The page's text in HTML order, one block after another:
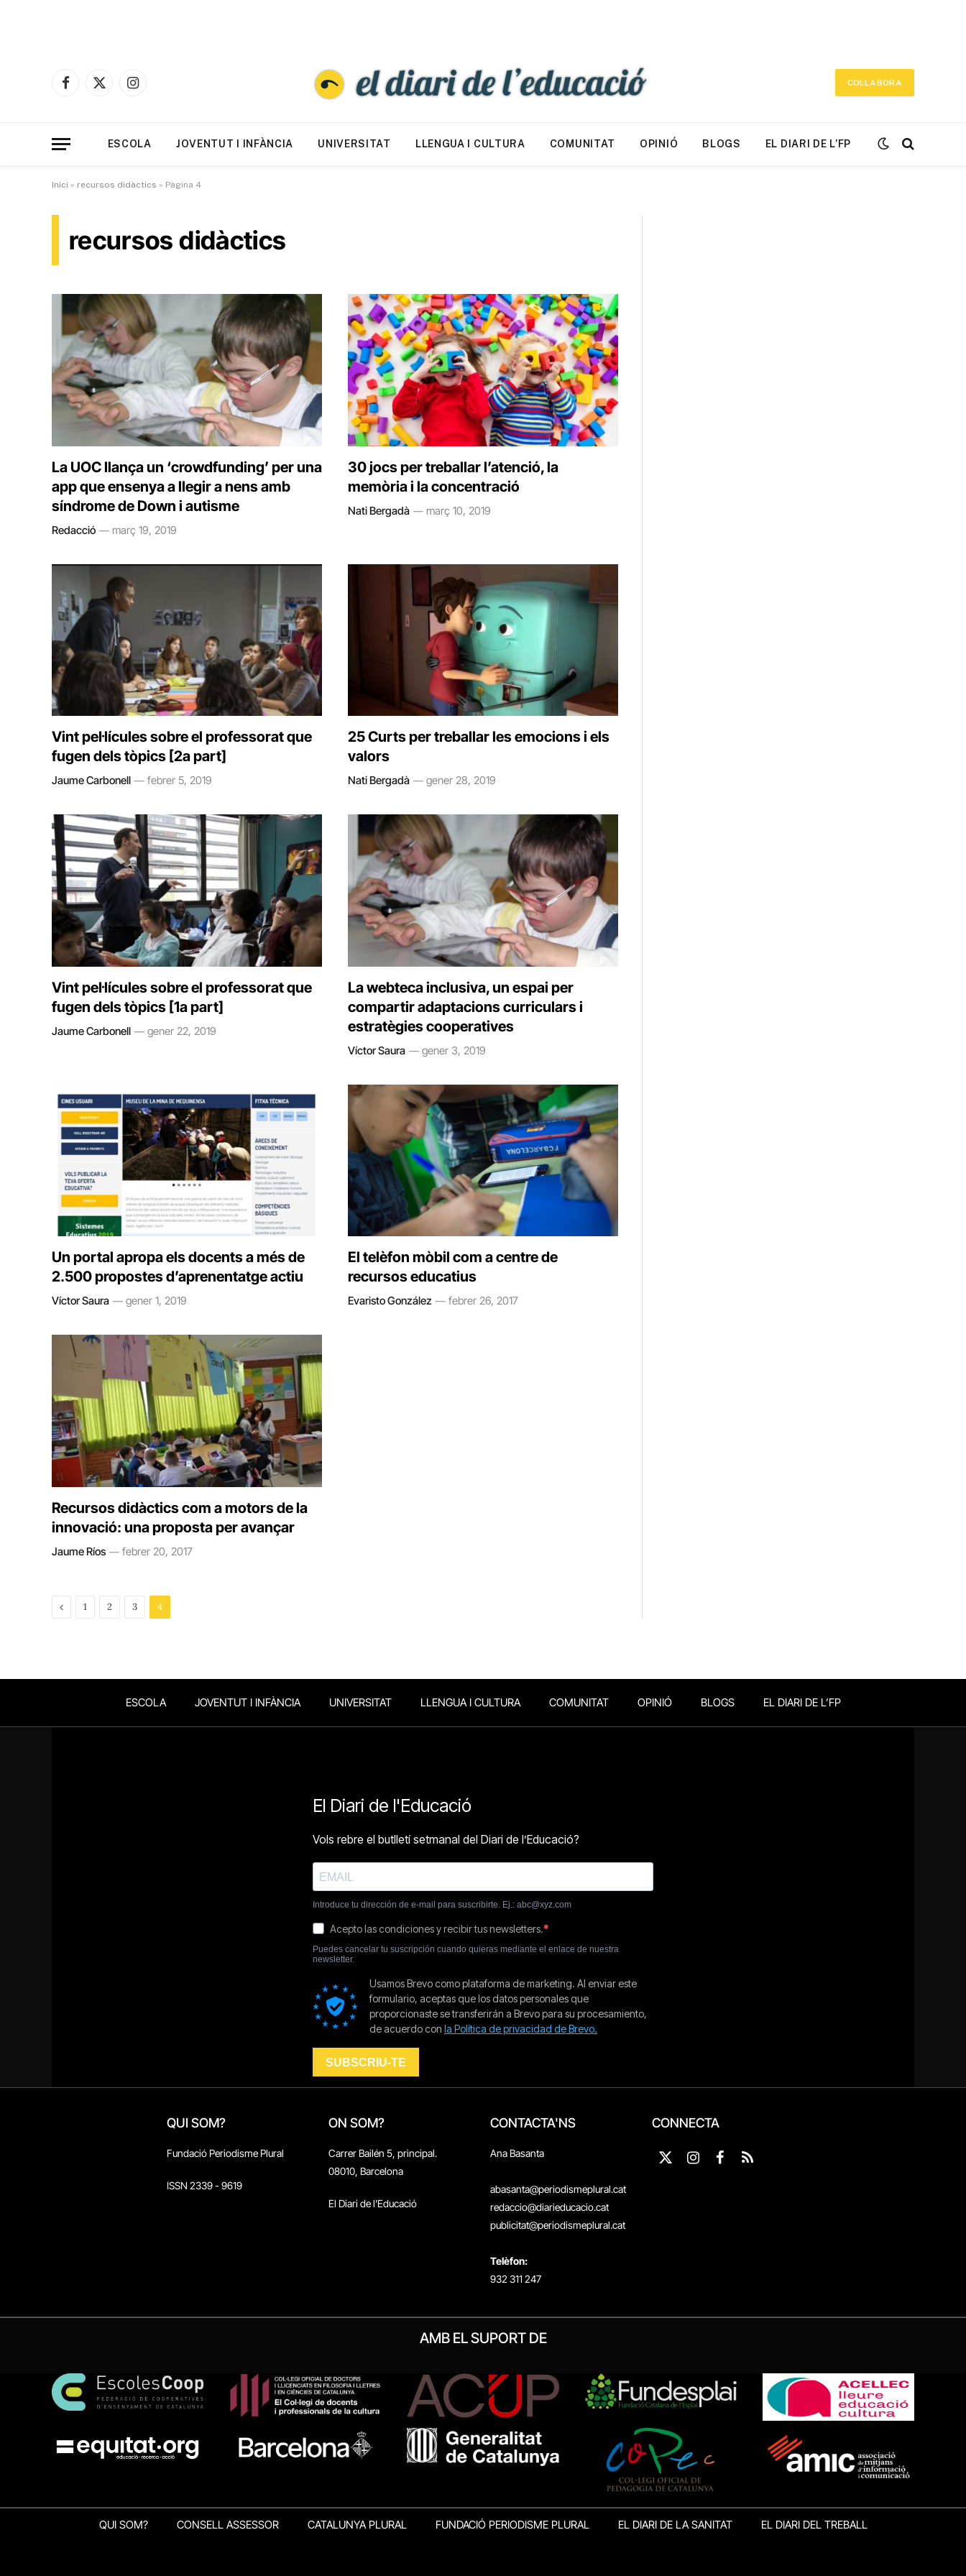
Facebook
X
Instagram
COL·LABORA
ESCOLA JOVENTUT I INFÀNCIA UNIVERSITAT LLENGUA I CULTURA COMUNITAT OPINIÓ BLOGS EL DIARI DE L’FP
Inici » recursos didàctics » Pàgina 4
recursos didàctics
La UOC llança un ‘crowdfunding’ per una
app que ensenya a llegir a nens amb
síndrome de Down i autisme
Redacció març 19, 2019
30 jocs per treballar l’atenció, la
memòria i la concentració
Nati Bergadà març 10, 2019
Vint pel·lícules sobre el professorat que
fugen dels tòpics [2a part]
Jaume Carbonell febrer 5, 2019
25 Curts per treballar les emocions i els
valors
Nati Bergadà gener 28, 2019
Vint pel·lícules sobre el professorat que
fugen dels tòpics [1a part]
Jaume Carbonell gener 22, 2019
La webteca inclusiva, un espai per
compartir adaptacions curriculars i
estratègies cooperatives
Víctor Saura gener 3, 2019
Un portal apropa els docents a més de
2.500 propostes d’aprenentatge actiu
Víctor Saura gener 1, 2019
El telèfon mòbil com a centre de
recursos educatius
Evaristo González febrer 26, 2017
Recursos didàctics com a motors de la
innovació: una proposta per avançar
Jaume Ríos febrer 20, 2017
Previous
1 2 3 4
ESCOLA JOVENTUT I INFÀNCIA UNIVERSITAT LLENGUA I CULTURA COMUNITAT OPINIÓ BLOGS EL DIARI DE L’FP
QUI SOM?
Fundació Periodisme Plural
ISSN 2339 - 9619
ON SOM?
Carrer Bailén 5, principal.
08010, Barcelona
El Diari de l'Educació
CONTACTA'NS
Ana Basanta
abasanta@periodismeplural.cat
redaccio@diarieducacio.cat
publicitat@periodismeplural.cat
Telèfon:
932 311 247
CONNECTA
X
Instagram
Facebook
RSS
AMB EL SUPORT DE
QUI SOM? CONSELL ASSESSOR CATALUNYA PLURAL FUNDACIÓ PERIODISME PLURAL EL DIARI DE LA SANITAT EL DIARI DEL TREBALL